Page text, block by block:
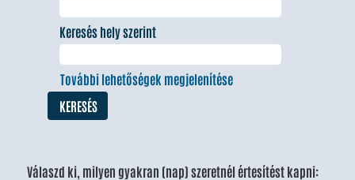
Keresés hely szerint
További lehetőségek megjelenítése
Válaszd ki, milyen gyakran (nap) szeretnél értesítést kapni: